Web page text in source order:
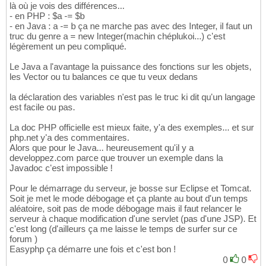
là où je vois des différences...
- en PHP : $a -= $b
- en Java : a -= b ça ne marche pas avec des Integer, il faut un
truc du genre a = new Integer(machin chéplukoi...) c'est
légèrement un peu compliqué.
Le Java a l'avantage la puissance des fonctions sur les objets,
les Vector ou tu balances ce que tu veux dedans
la déclaration des variables n'est pas le truc ki dit qu'un langage
est facile ou pas.
La doc PHP officielle est mieux faite, y'a des exemples... et sur
php.net y'a des commentaires.
Alors que pour le Java... heureusement qu'il y a
developpez.com parce que trouver un exemple dans la
Javadoc c'est impossible !
Pour le démarrage du serveur, je bosse sur Eclipse et Tomcat.
Soit je met le mode débogage et ça plante au bout d'un temps
aléatoire, soit pas de mode débogage mais il faut relancer le
serveur à chaque modification d'une servlet (pas d'une JSP). Et
c'est long (d'ailleurs ça me laisse le temps de surfer sur ce
forum )
Easyphp ça démarre une fois et c'est bon !
0
0